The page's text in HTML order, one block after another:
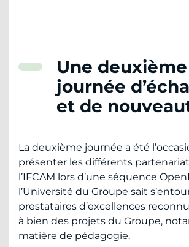
Une deuxième
journée
et de
La deuxième journée a été
présenter les différents
l’IFCAM lors d’une séquence
l’Université du Groupe sait
prestataires d’excellences
à bien des projets du Groupe,
matière de pédagogie.